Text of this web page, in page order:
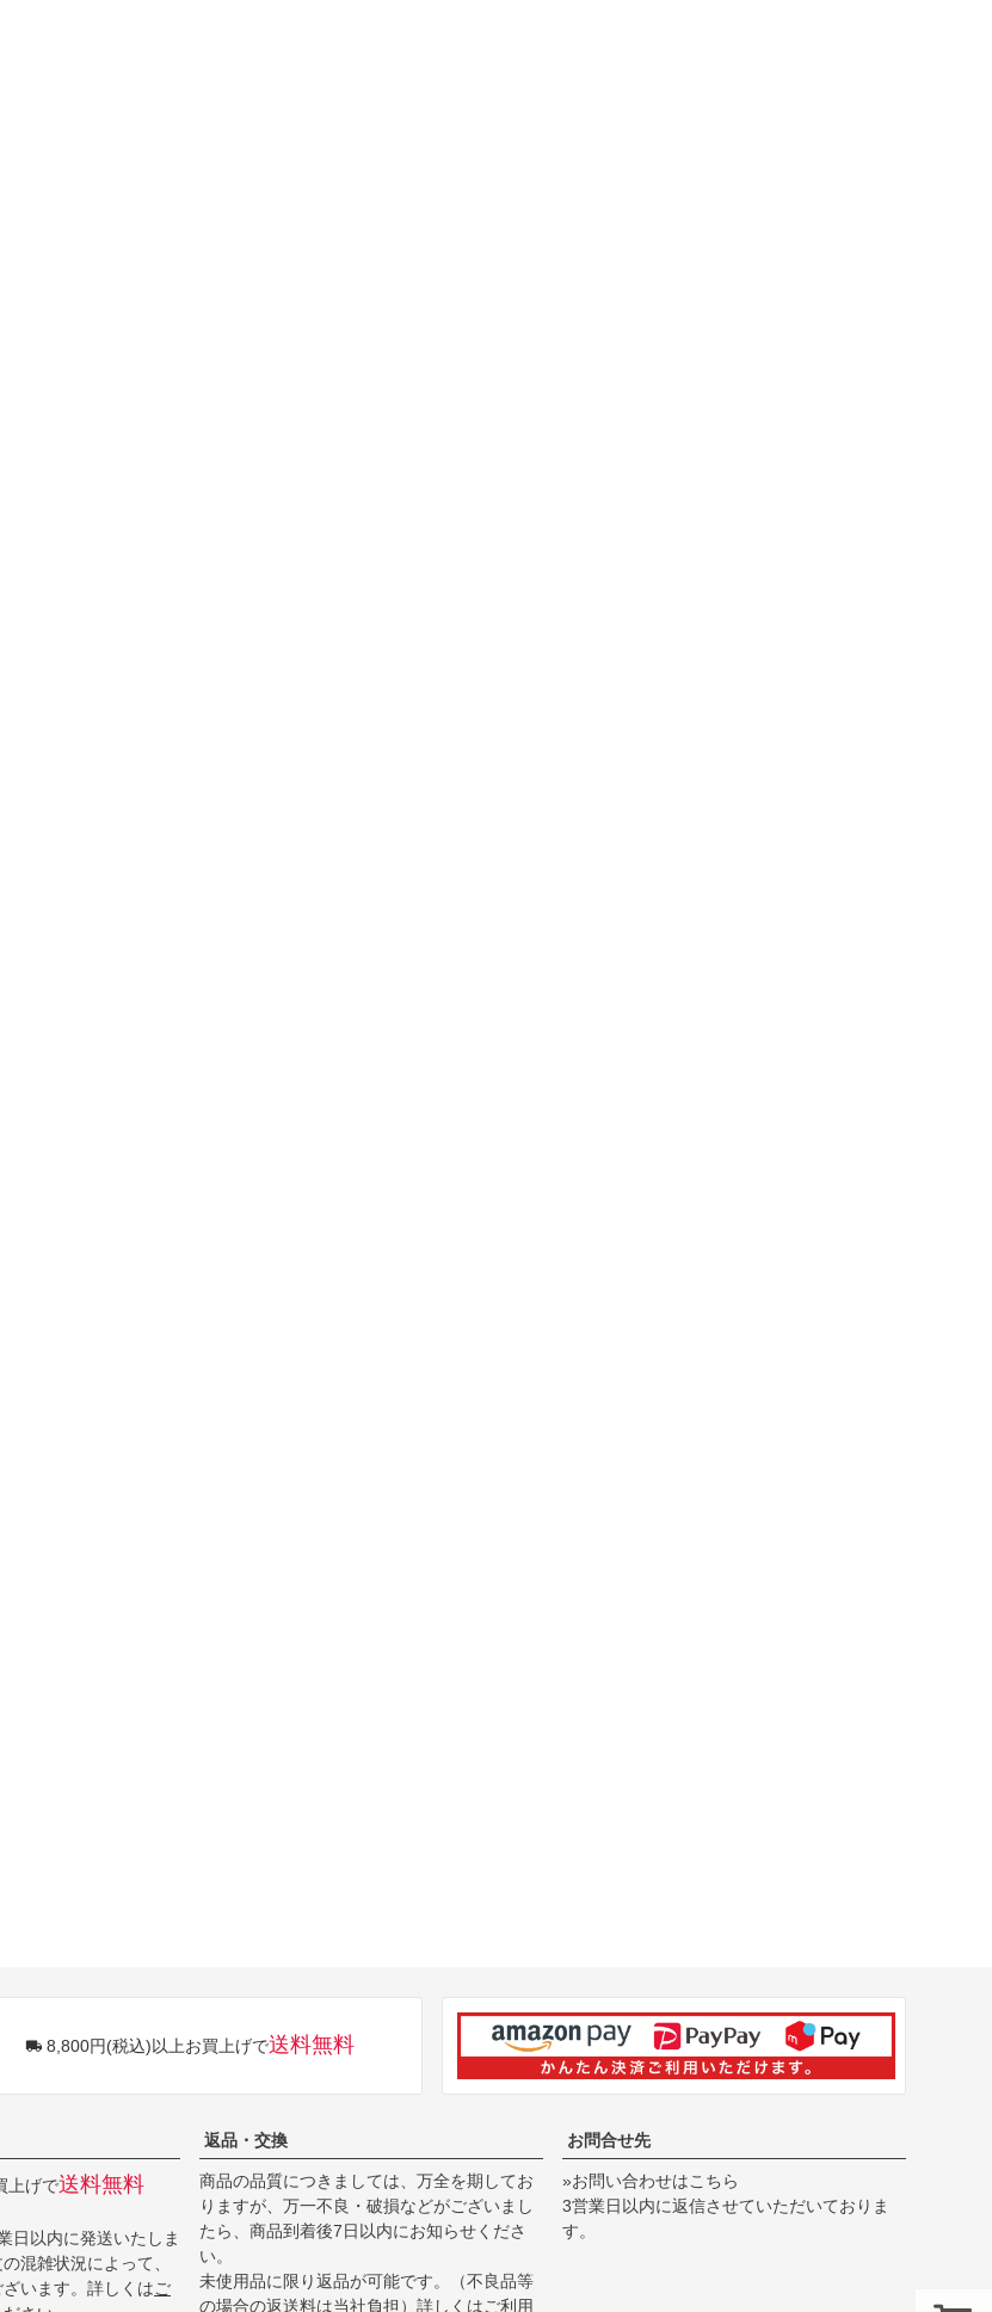
8,800円(税込)以上お買上げで送料無料
上げで送料無料
日以内に発送いたしま
混雑状況によって、
います。詳しくはご
返品・交換
商品の品質につきましては、万全を期してお
りますが、万一不良・破損などがございまし
たら、商品到着後7日以内にお知らせくださ
い。
未使用品に限り返品が可能です。（不良品等
の場合の返送料は当社負担）詳しくはご利用
お問合せ先
»お問い合わせはこちら
3営業日以内に返信させていただいておりま
す。